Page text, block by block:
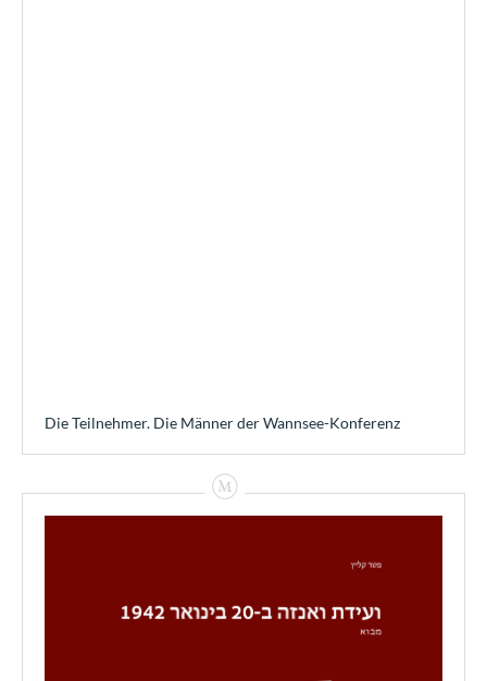
Die Teilnehmer. Die Männer der Wannsee-Konferenz